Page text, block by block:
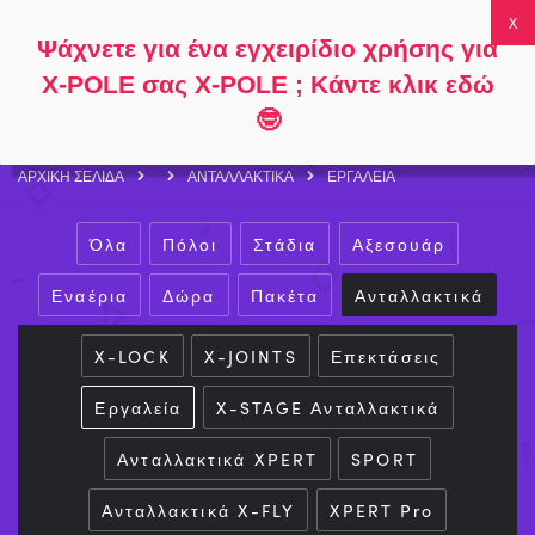
το
το
ερωτήσεις
μου
ΑΡΧΙΚΉ ΣΕΛΊΔΑ ΑΝΤΑΛΛΑΚΤΙΚΆ ΕΡΓΑΛΕΊΑ
Όλα Πόλοι Στάδια Αξεσουάρ
Εναέρια Δώρα Πακέτα Ανταλλακτικά
X-LOCK X-JOINTS Επεκτάσεις
Εργαλεία X-STAGE Ανταλλακτικά
Ανταλλακτικά XPERT SPORT
Ανταλλακτικά X-FLY XPERT Pro
Ψάχνετε για ένα εγχειρίδιο χρήσης για
X-POLE σας X-POLE ; Κάντε κλικ εδώ
🤓